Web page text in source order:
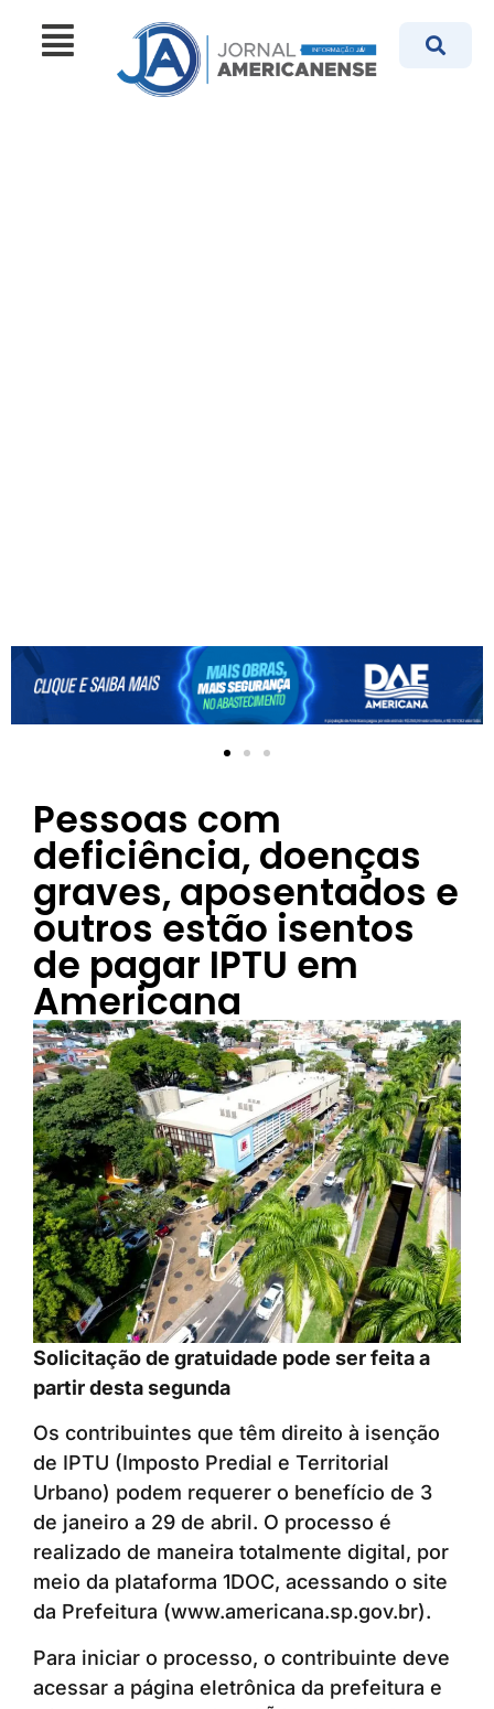
Pessoas com
deficiência, doenças
graves, aposentados e
outros estão isentos
de pagar IPTU em
Americana
Solicitação de gratuidade pode ser feita a
partir desta segunda
Os contribuintes que têm direito à isenção
de IPTU (Imposto Predial e Territorial
Urbano) podem requerer o benefício de 3
de janeiro a 29 de abril. O processo é
realizado de maneira totalmente digital, por
meio da plataforma 1DOC, acessando o site
da Prefeitura (www.americana.sp.gov.br).
Para iniciar o processo, o contribuinte deve
acessar a página eletrônica da prefeitura e